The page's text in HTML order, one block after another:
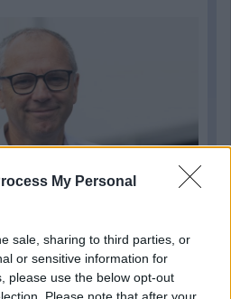
My Personal
sale, sharing to third parties, or
or sensitive information for
please use the below opt-out
14 órája